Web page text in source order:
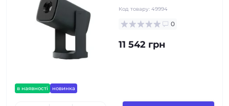
в наявності новинка
Код товару: 49994
0
11 542 грн